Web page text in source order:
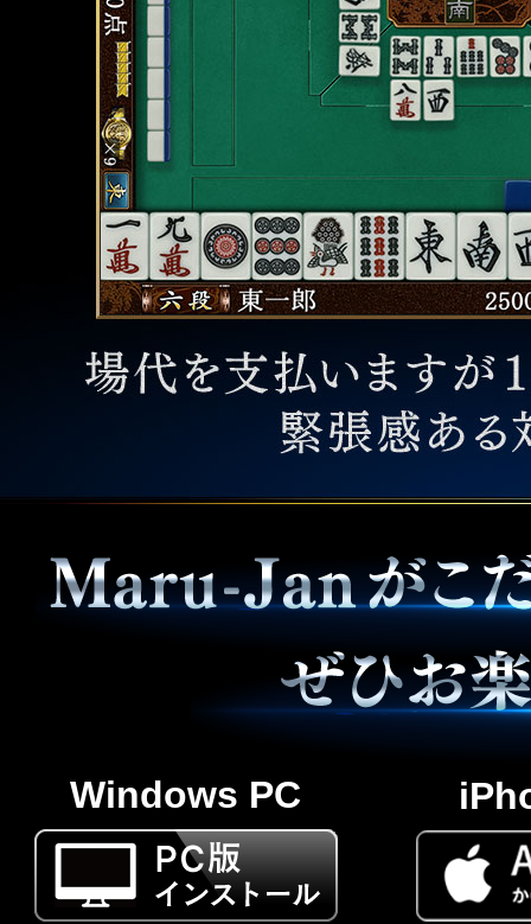
Windows PC